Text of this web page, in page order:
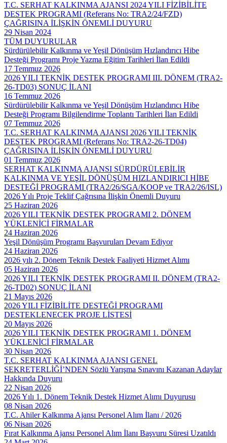
T.C. SERHAT KALKINMA AJANSI 2024 YILI FİZİBİLİTE
DESTEK PROGRAMI (Referans No: TRA2/24/FZD)
ÇAĞRISINA İLİŞKİN ÖNEMLİ DUYURU
29 Nisan 2024
TÜM DUYURULAR
Sürdürülebilir Kalkınma ve Yeşil Dönüşüm Hızlandırıcı Hibe
Desteği Programı Proje Yazma Eğitim Tarihleri İlan Edildi
17 Temmuz 2026
2026 YILI TEKNİK DESTEK PROGRAMI III. DÖNEM (TRA2-
26-TD03) SONUÇ İLANI
16 Temmuz 2026
Sürdürülebilir Kalkınma ve Yeşil Dönüşüm Hızlandırıcı Hibe
Desteği Programı Bilgilendirme Toplantı Tarihleri İlan Edildi
07 Temmuz 2026
T.C. SERHAT KALKINMA AJANSI 2026 YILI TEKNİK
DESTEK PROGRAMI (Referans No: TRA2-26-TD04)
ÇAĞRISINA İLİŞKİN ÖNEMLİ DUYURU
01 Temmuz 2026
SERHAT KALKINMA AJANSI SÜRDÜRÜLEBİLİR
KALKINMA VE YEŞİL DÖNÜŞÜM HIZLANDIRICI HİBE
DESTEĞİ PROGRAMI (TRA2/26/SGA/KOOP ve TRA2/26/ISL)
2026 Yılı Proje Teklif Çağrısına İlişkin Önemli Duyuru
25 Haziran 2026
2026 YILI TEKNİK DESTEK PROGRAMI 2. DÖNEM
YÜKLENİCİ FİRMALAR
24 Haziran 2026
Yeşil Dönüşüm Programı Başvuruları Devam Ediyor
24 Haziran 2026
2026 yılı 2. Dönem Teknik Destek Faaliyeti Hizmet Alımı
05 Haziran 2026
2026 YILI TEKNİK DESTEK PROGRAMI II. DÖNEM (TRA2-
26-TD02) SONUÇ İLANI
21 Mayıs 2026
2026 YILI FİZİBİLİTE DESTEĞİ PROGRAMI
DESTEKLENECEK PROJE LİSTESİ
20 Mayıs 2026
2026 YILI TEKNİK DESTEK PROGRAMI 1. DÖNEM
YÜKLENİCİ FİRMALAR
30 Nisan 2026
T.C. SERHAT KALKINMA AJANSI GENEL
SEKRETERLİĞİ’NDEN Sözlü Yarışma Sınavını Kazanan Adaylar
Hakkında Duyuru
22 Nisan 2026
2026 Yılı 1. Dönem Teknik Destek Hizmet Alımı Duyurusu
08 Nisan 2026
T.C. Ahiler Kalkınma Ajansı Personel Alım İlanı / 2026
06 Nisan 2026
Fırat Kalkınma Ajansı Personel Alım İlanı Başvuru Süresi Uzatıldı